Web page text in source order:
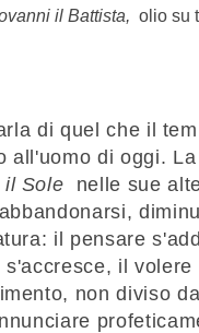
il Battista, olio su
di quel che il
all'uomo di oggi.
il Sole nelle sue
il pensare
il
non diviso